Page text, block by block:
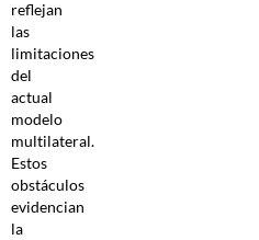
reflejan
las
limitaciones
del
actual
modelo
multilateral.
Estos
obstáculos
evidencian
la